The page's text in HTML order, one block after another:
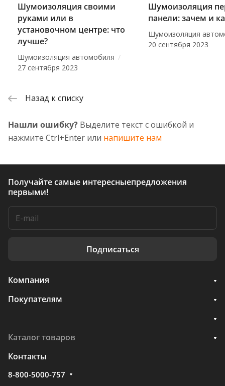
Шумоизоляция своими
руками или в
установочном центре: что
лучше?
Шумоизоляция автомобиля /
27 сентября 2023
Шумоизоляция
панели: зачем и
Шумоизоляция
20 сентября 2023
Назад к списку
Нашли ошибку? Выделите текст с ошибкой и
нажмите Ctrl+Enter или напишите нам
Получайте самые интересныепредложения
первыми!
Подписаться
Компания
Покупателям
Каталог товаров
Контакты
8-800-5000-757